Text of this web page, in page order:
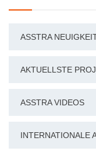
ASSTRA
AKTUELLSTE
ASSTRA VIDEOS
INTERNATIONALE